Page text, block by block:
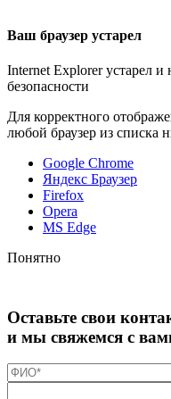
Ваш браузер устарел
Internet Explorer устарел и
безопасности
Для корректного
любой браузер из списка
Google Chrome
Яндекс Браузер
Firefox
Opera
MS Edge
Понятно
Оставьте свои
и мы свяжемся с